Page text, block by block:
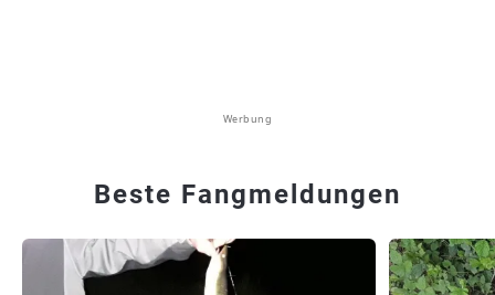
Werbung
Beste Fangmeldungen